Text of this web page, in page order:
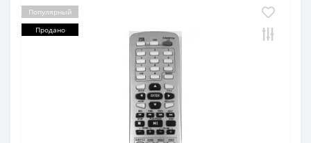
Популярный
Продано